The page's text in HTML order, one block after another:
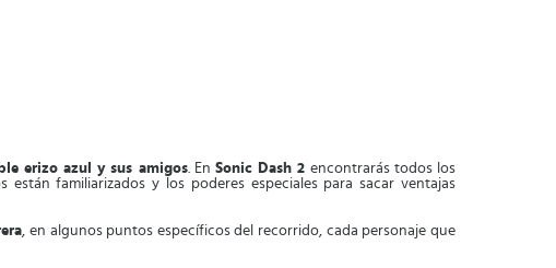
erizo azul y sus amigos. En Sonic Dash 2 encontrarás todos los
familiarizados y los poderes especiales para sacar ventajas
, en algunos puntos específicos del recorrido, cada personaje que